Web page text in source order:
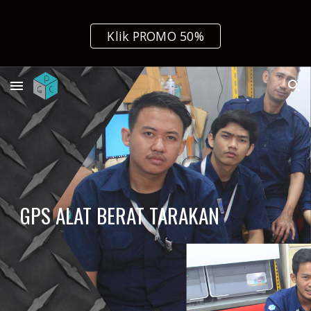
Skip to main content Skip to navigation
Klik PROMO 50%
GPS ALAT BERAT TARAKAN